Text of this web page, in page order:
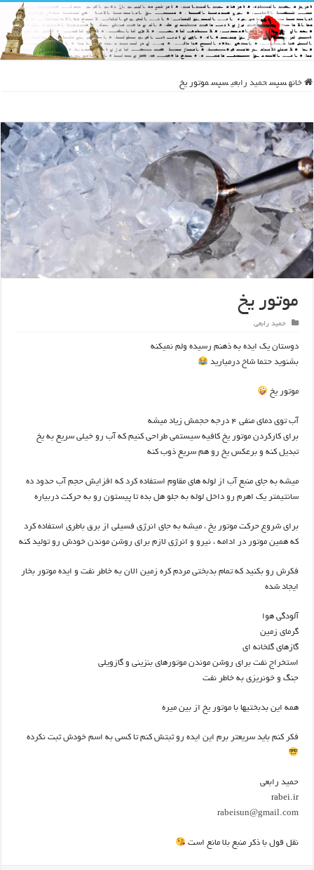
خانه سپس حمید رابعی سپس موتور یخ
موتور یخ
حمید رابعی
دوستان یک ایده به ذهنم رسیده ولم نمیکنه
بشنوید حتما شاخ درمیارید
موتور یخ
آب توی دمای منفی ۴ درجه حجمش زیاد میشه
برای کارکردن موتور یخ کافیه سیستمی طراحی کنیم که آب رو خیلی سریع به یخ
تبدیل کنه و برعکس یخ رو هم سریع ذوب کنه
میشه به جای منبع آب از لوله های مقاوم استفاده کرد که افزایش حجم آب حدود ده
سانتیمتر یک اهرم رو داخل لوله به جلو هل بده تا پیستون رو به حرکت دربیاره
برای شروع حرکت موتور یخ ، میشه به جای انرژی فسیلی از برق باطری استفاده کرد
که همین موتور در ادامه ، نیرو و انرژی لازم برای روشن موندن خودش رو تولید کنه
فکرش رو بکنید که تمام بدبختی مردم کره زمین الان به خاطر نفت و ایده موتور بخار
ایجاد شده
آلودگی هوا
گرمای زمین
گازهای گلخانه ای
استخراج نفت برای روشن موندن موتورهای بنزینی و گازویلی
جنگ و خونریزی به خاطر نفت
همه این بدبختیها با موتور یخ از بین میره
فکر کنم باید سریعتر برم این ایده رو ثبتش کنم تا کسی به اسم خودش ثبت نکرده
حمید رابعی
rabei.ir
rabeisun@gmail.com
نقل قول با ذکر منبع بلا مانع است